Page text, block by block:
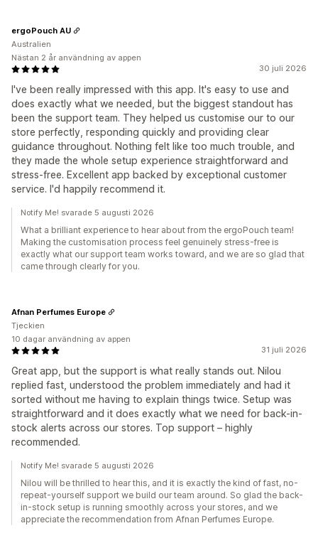
30 juli 2026
I've been really impressed with this app. It's easy to use and
does exactly what we needed, but the biggest standout has
been the support team. They helped us customise our to our
store perfectly, responding quickly and providing clear
guidance throughout. Nothing felt like too much trouble, and
they made the whole setup experience straightforward and
stress-free. Excellent app backed by exceptional customer
service. I'd happily recommend it.
ergoPouch AU
Australien
Nästan 2 år användning av appen
Notify Me! svarade 5 augusti 2026
What a brilliant experience to hear about from the ergoPouch team!
Making the customisation process feel genuinely stress-free is
exactly what our support team works toward, and we are so glad that
came through clearly for you.
31 juli 2026
Great app, but the support is what really stands out. Nilou
replied fast, understood the problem immediately and had it
sorted without me having to explain things twice. Setup was
straightforward and it does exactly what we need for back-in-
stock alerts across our stores. Top support – highly
recommended.
Afnan Perfumes Europe
Tjeckien
10 dagar användning av appen
Notify Me! svarade 5 augusti 2026
Nilou will be thrilled to hear this, and it is exactly the kind of fast, no-
repeat-yourself support we build our team around. So glad the back-
in-stock setup is running smoothly across your stores, and we
appreciate the recommendation from Afnan Perfumes Europe.